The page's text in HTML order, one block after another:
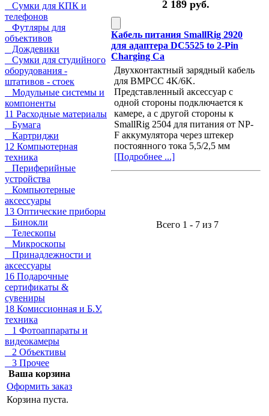
Сумки для КПК и
телефонов
Футляры для
объективов
Дождевики
Сумки для студийного
оборудования -
штативов - стоек
Модульные системы и
компоненты
11 Расходные материалы
Бумага
Картриджи
12 Компьютерная
техника
Периферийные
устройства
Компьютерные
аксессуары
13 Оптические приборы
Бинокли
Телескопы
Микроскопы
Принадлежности и
аксессуары
16 Подарочные
сертификаты &
сувениры
18 Комиссионная и Б.У.
техника
1 Фотоаппараты и
видеокамеры
2 Объективы
3 Прочее
Ваша корзина
Оформить заказ
Корзина пуста.
2 189 руб.
Кабель питания SmallRig 2920
для адаптера DC5525 to 2-Pin
Charging Ca
Двухконтактный зарядный кабель
для BMPCC 4K/6K.
Представленный аксессуар с
одной стороны подключается к
камере, а с другой стороны к
SmallRig 2504 для питания от NP-
F аккумулятора через штекер
постоянного тока 5,5/2,5 мм
[Подробнее ...]
Всего 1 - 7 из 7